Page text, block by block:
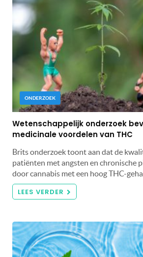
ONDERZOEK
Wetenschappelijk onderzoek
medicinale voordelen van THC
Brits onderzoek toont aan dat de
patiënten met angsten en chronische
door cannabis met een hoog THC-
LEES VERDER